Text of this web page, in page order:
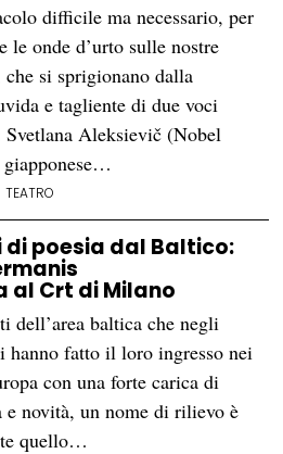
difficile ma necessario, per
le onde d’urto sulle nostre
che si sprigionano dalla
e tagliente di due voci
Aleksievič (Nobel
TEATRO
di poesia dal Baltico:
al Crt di Milano
dell’area baltica che negli
hanno fatto il loro ingresso nei
con una forte carica di
e novità, un nome di rilievo è
quello…